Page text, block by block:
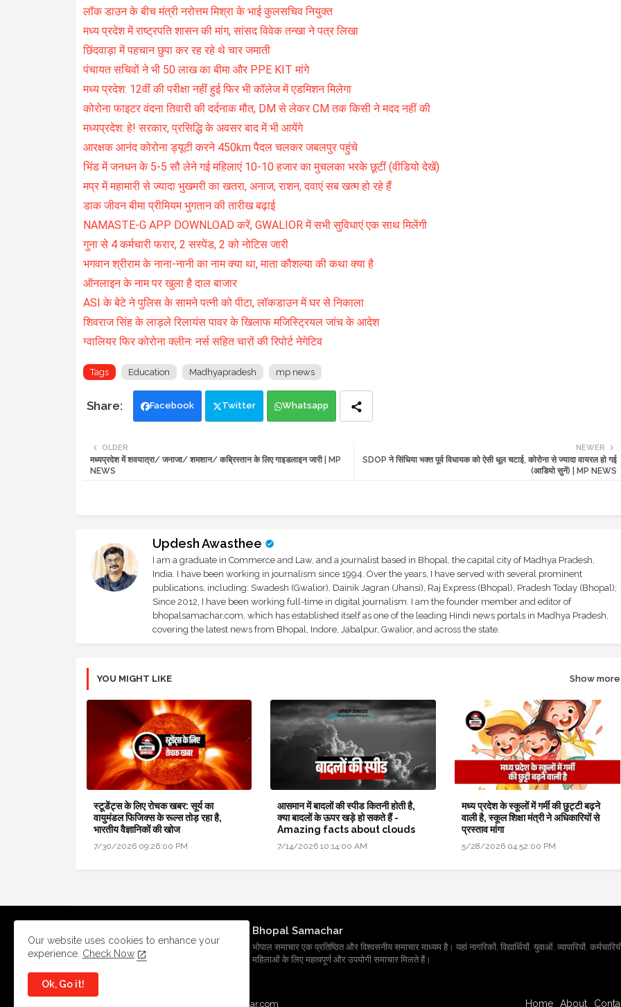
लॉक डाउन के बीच मंत्री नरोत्तम मिश्रा के भाई कुलसचिव नियुक्त
मध्य प्रदेश में राष्ट्रपति शासन की मांग, सांसद विवेक तन्खा ने पत्र लिखा
छिंदवाड़ा में पहचान छुपा कर रह रहे थे चार जमाती
पंचायत सचिवों ने भी 50 लाख का बीमा और PPE KIT मांगे
मध्य प्रदेश: 12वीं की परीक्षा नहीं हुई फिर भी कॉलेज में एडमिशन मिलेगा
कोरोना फाइटर वंदना तिवारी की दर्दनाक मौत, DM से लेकर CM तक किसी ने मदद नहीं की
मध्यप्रदेश: हे! सरकार, प्रसिद्धि के अवसर बाद में भी आयेंगे
आरक्षक आनंद कोरोना ड्यूटी करने 450km पैदल चलकर जबलपुर पहुंचे
भिंड में जनधन के 5-5 सौ लेने गई महिलाएं 10-10 हजार का मुचलका भरके छूटीं (वीडियो देखें)
मप्र में महामारी से ज्यादा भुखमरी का खतरा, अनाज, राशन, दवाएं सब खत्म हो रहे हैं
डाक जीवन बीमा प्रीमियम भुगतान की तारीख बढ़ाई
NAMASTE-G APP DOWNLOAD करें, GWALIOR में सभी सुविधाएं एक साथ मिलेंगी
गुना से 4 कर्मचारी फरार, 2 सस्पेंड, 2 को नोटिस जारी
भगवान श्रीराम के नाना-नानी का नाम क्या था, माता कौशल्या की कथा क्या है
ऑनलाइन के नाम पर खुला है दाल बाजार
ASI के बेटे ने पुलिस के सामने पत्नी को पीटा, लॉकडाउन में घर से निकाला
शिवराज सिंह के लाड़ले रिलायंस पावर के खिलाफ मजिस्ट्रियल जांच के आदेश
ग्वालियर फिर कोरोना क्लीन: नर्स सहित चारों की रिपोर्ट नेगेटिव
Tags Education Madhyapradesh mp news
Facebook Twitter Whatsapp
NEWER
SDOP ने सिंधिया भक्त पूर्व विधायक को ऐसी धूल चटाई, कोरोना से ज्यादा वायरल हो गई
(आडियो सुनें) | MP NEWS
OLDER
मध्यप्रदेश में शवयात्रा/ जनाजा/ शमशान/ कब्रिस्तान के लिए गाइडलाइन जारी | MP
NEWS
Updesh Awasthee
I am a graduate in Commerce and Law, and a journalist based in Bhopal, the capital city of Madhya Pradesh,
India. I have been working in journalism since 1994. Over the years, I have served with several prominent
publications, including: Swadesh (Gwalior), Dainik Jagran (Jhansi), Raj Express (Bhopal), Pradesh Today (Bhopal);
Since 2012, I have been working full-time in digital journalism. I am the founder member and editor of
bhopalsamachar.com, which has established itself as one of the leading Hindi news portals in Madhya Pradesh,
covering the latest news from Bhopal, Indore, Jabalpur, Gwalior, and across the state.
YOU MIGHT LIKE Show more
स्टूडेंट्स के लिए रोचक खबर: सूर्य का
वायुमंडल फिजिक्स के रूल्स तोड़ रहा है,
भारतीय वैज्ञानिकों की खोज
7/30/2026 09:26:00 PM
आसमान में बादलों की स्पीड कितनी होती है,
क्या बादलों के ऊपर खड़े हो सकते हैं -
Amazing facts about clouds
7/14/2026 10:14:00 AM
मध्य प्रदेश के स्कूलों में गर्मी की छुट्टी बढ़ने
वाली है, स्कूल शिक्षा मंत्री ने अधिकारियों से
प्रस्ताव मांगा
5/28/2026 04:52:00 PM
Bhopal Samachar
भोपाल समाचार एक प्रतिष्ठित और विश्वसनीय समाचार माध्यम है। यहां नागरिकों, विद्यार्थियों, युवाओं, व्यापारियों,
महिलाओं के लिए महत्वपूर्ण और उपयोगी समाचार मिलते हैं।
BhopalSmachar.com Home About
Our website uses cookies to enhance your
experience. Check Now
Ok, Go it!